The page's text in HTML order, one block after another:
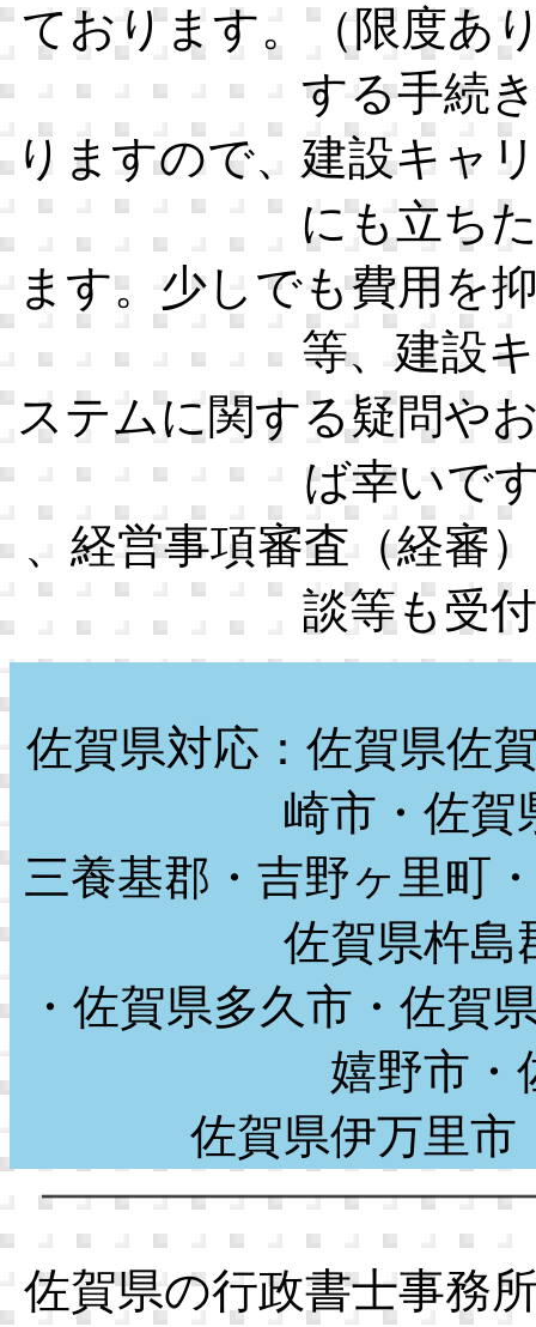
ております。（限度あ
する手続
りますので、建設キャ
にも立ち
ます。少しでも費用を
等、建設
ステムに関する疑問や
ば幸いで
、経営事項審査（経審
談等も受
佐賀県対応：佐賀県佐
崎市・佐賀
三養基郡・吉野ヶ里町
佐賀県杵島
・佐賀県多久市・佐賀
嬉野市・
佐賀県伊万里
佐賀県の行政書士事務